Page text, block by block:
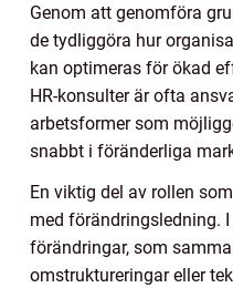
Genom att genomföra
de tydliggöra hur
kan optimeras för ökad
HR-konsulter är ofta
arbetsformer som
snabbt i föränderliga
En viktig del av rollen
med förändringsledning.
förändringar, som
omstruktureringar eller